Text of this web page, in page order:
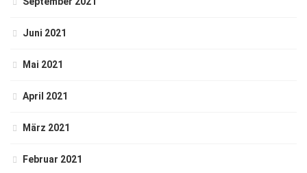
Juni 2021
Mai 2021
April 2021
März 2021
Februar 2021